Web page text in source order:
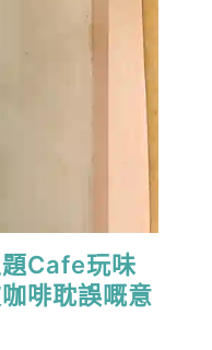
Cafe玩味
啡耽誤嘅意